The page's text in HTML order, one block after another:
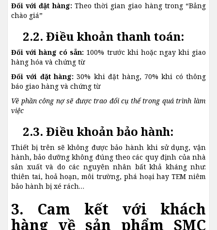
Đối với đặt hàng: Theo thời gian giao hàng trong “Bảng
chào giá”
2.2. Điều khoản thanh toán:
Đối với hàng có sẵn: 100% trước khi hoặc ngay khi giao
hàng hóa và chứng từ
Đối với đặt hàng:30% khi đặt hàng, 70% khi có thông
báo giao hàng và chứng từ
Về phần công nợ sẽ được trao đổi cụ thể trong quá trình làm
việc
2.3. Điều khoản bảo hành:
Thiết bị trên sẽ không được bảo hành khi sử dụng, vận
hành, bảo dưỡng không đúng theo các quy định của nhà
sản xuất và do các nguyên nhân bất khả kháng như:
thiên tai, hoả hoạn, môi trường, phá hoại hay TEM niêm
bảo hành bị xé rách…
3. Cam kết với khách
hàng về sản phẩm SMC